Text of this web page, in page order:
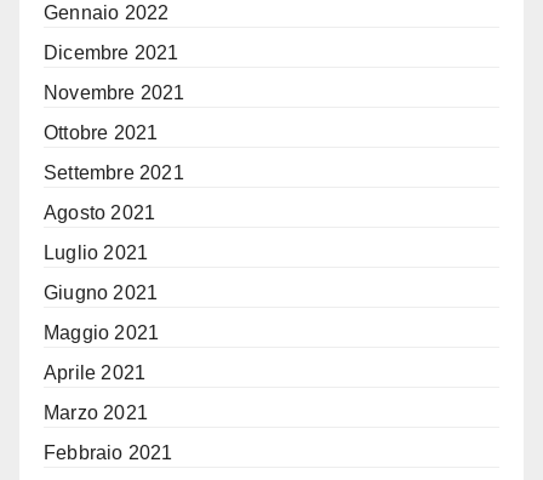
Gennaio 2022
Dicembre 2021
Novembre 2021
Ottobre 2021
Settembre 2021
Agosto 2021
Luglio 2021
Giugno 2021
Maggio 2021
Aprile 2021
Marzo 2021
Febbraio 2021